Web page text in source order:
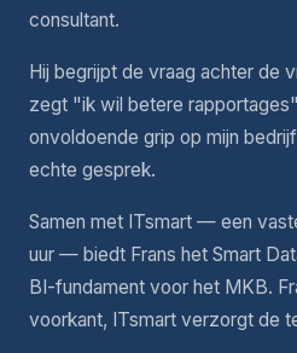
consultant.
Hij begrijpt de vraag achter de
zegt "ik wil betere
onvoldoende grip op mijn
echte gesprek.
Samen met ITsmart — een
uur — biedt Frans het Smart
BI-fundament voor het MKB.
voorkant, ITsmart verzorgt de